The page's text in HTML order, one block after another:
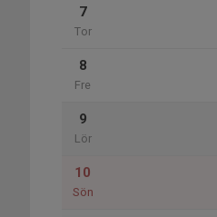
7
Tor
8
Fre
9
Lör
10
Sön